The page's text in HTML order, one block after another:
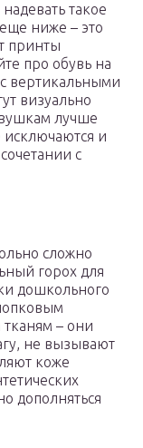
такое
еще ниже – это
принты
про обувь на
вертикальными
визуально
лучше
и
с
сложно
горох для
дошкольного
– они
не вызывают
коже
дополняться